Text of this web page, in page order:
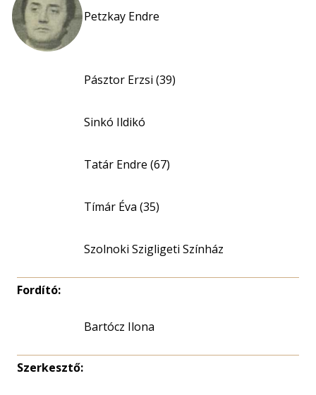
Petzkay Endre
Pásztor Erzsi (39)
Sinkó Ildikó
Tatár Endre (67)
Tímár Éva (35)
Szolnoki Szigligeti Színház
Fordító:
Bartócz Ilona
Szerkesztő: